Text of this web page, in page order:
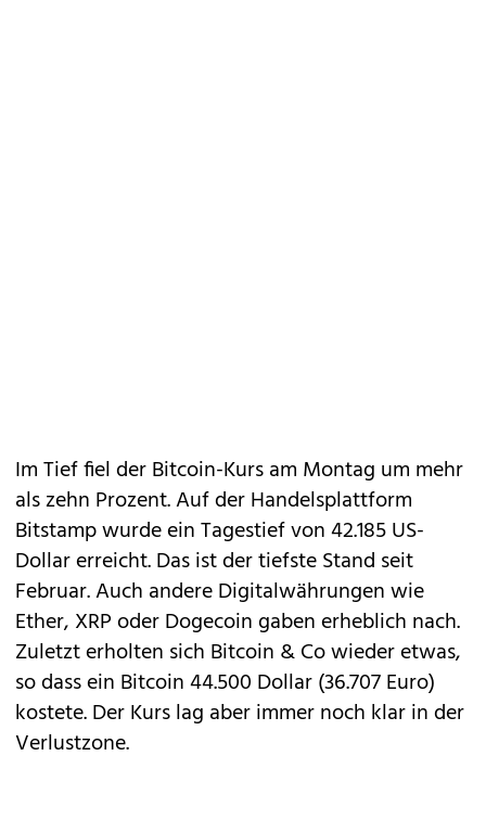
Im Tief fiel der Bitcoin-Kurs am Montag um mehr
als zehn Prozent. Auf der Handelsplattform
Bitstamp wurde ein Tagestief von 42.185 US-
Dollar erreicht. Das ist der tiefste Stand seit
Februar. Auch andere Digitalwährungen wie
Ether, XRP oder Dogecoin gaben erheblich nach.
Zuletzt erholten sich Bitcoin & Co wieder etwas,
so dass ein Bitcoin 44.500 Dollar (36.707 Euro)
kostete. Der Kurs lag aber immer noch klar in der
Verlustzone.